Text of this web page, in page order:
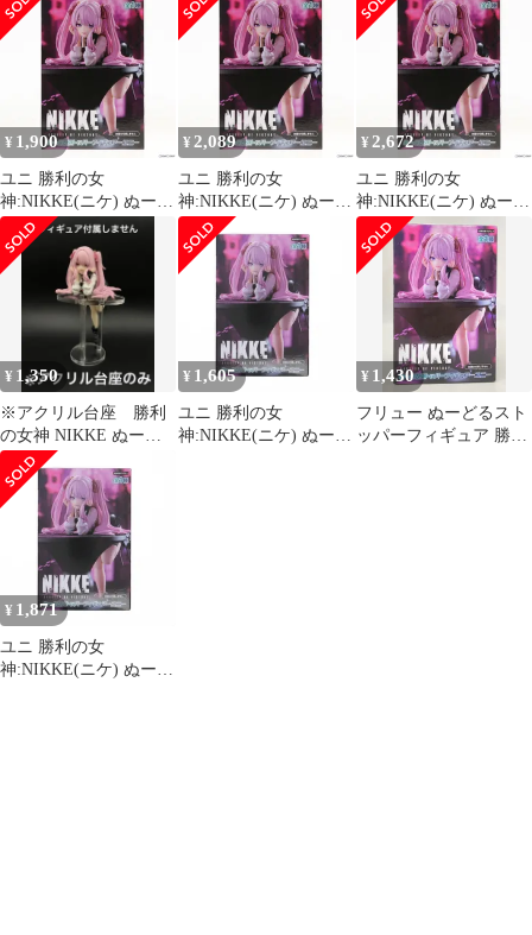
販版
ア-ユニ- プライズ
(AMU-PRZ20110) フリ
ア-ユニ- プライズ
(AMU-PRZ20110) フリ
¥ 1,900
ユニ 勝利の女
神:NIKKE(ニケ) ぬーど
るストッパーフィギュ
ア-ユニ- プライズ
(AMU-PRZ16529) フリ
¥ 2,089
ユニ 勝利の女
神:NIKKE(ニケ) ぬーど
るストッパーフィギュ
ア-ユニ- プライズ
(AMU-PRZ16529) フリ
¥ 2,672
ユニ 勝利の女
神:NIKKE(ニケ) ぬーど
るストッパーフィギュ
ア-ユニ- プライズ
(AMU-PRZ16529) フリ
¥ 1,350
※アクリル台座 勝利
の女神 NIKKE ぬーど
るストッパー ユニ
¥ 1,605
ユニ 勝利の女
神:NIKKE(ニケ) ぬーど
¥ 1,430
フリュー ぬーどるスト
ッパーフィギュア 勝利
¥ 1,871
ユニ 勝利の女
神:NIKKE(ニケ) ぬーど